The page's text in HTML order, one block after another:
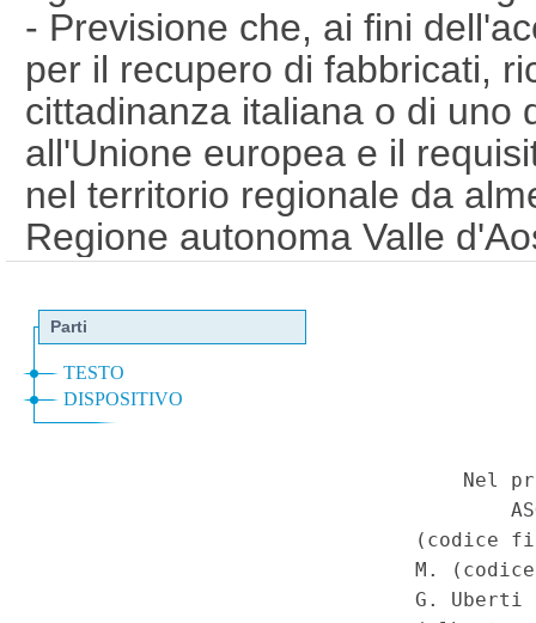
- Previsione che, ai fini
per il recupero di fabbricati,
cittadinanza italiana o di uno
all'Unione europea e il
nel territorio regionale da
Regione autonoma Valle
art. 80. (23C00134)
Costituzionale n.34 del 23-8-